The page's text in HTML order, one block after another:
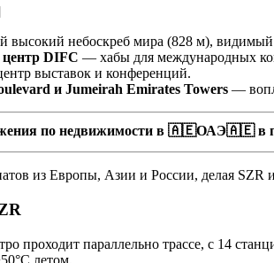
высокий небоскреб мира (828 м), видимый
DIFC — хабы для международных
выставок и конференций.
и Jumeirah Emirates Towers —
по недвижимости в 🇦🇪ОАЭ🇦🇪 в
из Европы, Азии и России, делая
проходит параллельно трассе, с 14
летом.